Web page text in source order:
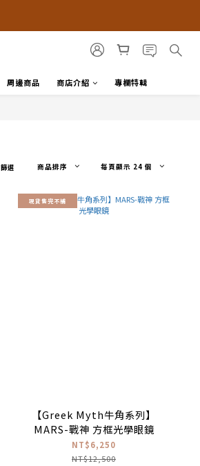
周邊商品 商店介紹 專欄特輯
篩選 商品排序 每頁顯示 24 個
現貨售完不補
【Greek Myth牛角系列】
MARS-戰神 方框光學眼鏡
NT$6,250
NT$12,500